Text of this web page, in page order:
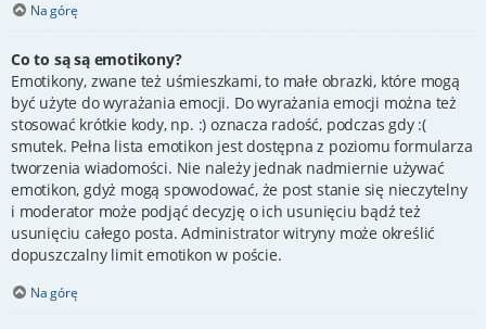
Na górę
Co to są są emotikony?
Emotikony, zwane też uśmieszkami, to małe obrazki, które mogą
być użyte do wyrażania emocji. Do wyrażania emocji można też
stosować krótkie kody, np. :) oznacza radość, podczas gdy :(
smutek. Pełna lista emotikon jest dostępna z poziomu formularza
tworzenia wiadomości. Nie należy jednak nadmiernie używać
emotikon, gdyż mogą spowodować, że post stanie się nieczytelny
i moderator może podjąć decyzję o ich usunięciu bądź też
usunięciu całego posta. Administrator witryny może określić
dopuszczalny limit emotikon w poście.
Na górę